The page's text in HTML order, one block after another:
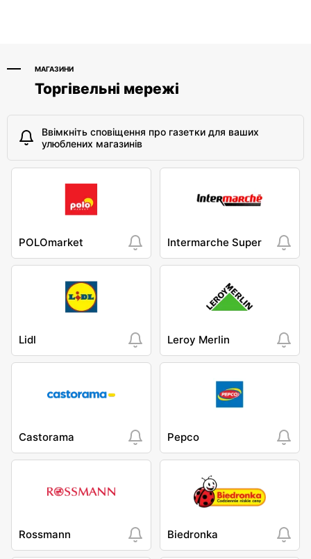
МАГАЗИНИ
Торгівельні мережі
Ввімкніть сповіщення про газетки для ваших
улюблених магазинів
POLOmarket Intermarche Super
Lidl Leroy Merlin
Castorama Pepco
Rossmann Biedronka